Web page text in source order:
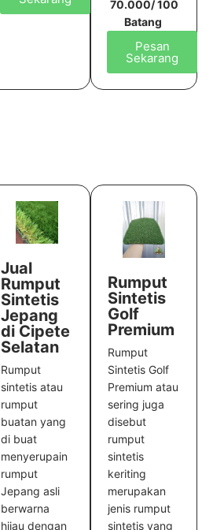
70.000/ 100
Batang
Pesan
Sekarang
Jual
Rumput
Sintetis
Jepang
di Cipete
Selatan
Rumput
sintetis atau
rumput
buatan yang
di buat
menyerupain
rumput
Jepang asli
berwarna
hijau dengan
Rumput
Sintetis
Golf
Premium
Rumput
Sintetis Golf
Premium atau
sering juga
disebut
rumput
sintetis
keriting
merupakan
jenis rumput
sintetis yang